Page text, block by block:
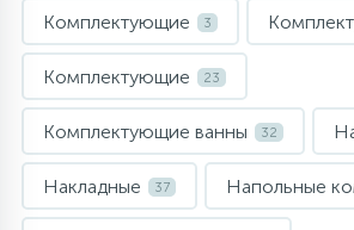
Душевые стойки
Душевые гарнитуры
Напольные смесители
Комплектующие 3
Комплектующие 23
Комплектующие ванны 32
Накладные 37 Напольные